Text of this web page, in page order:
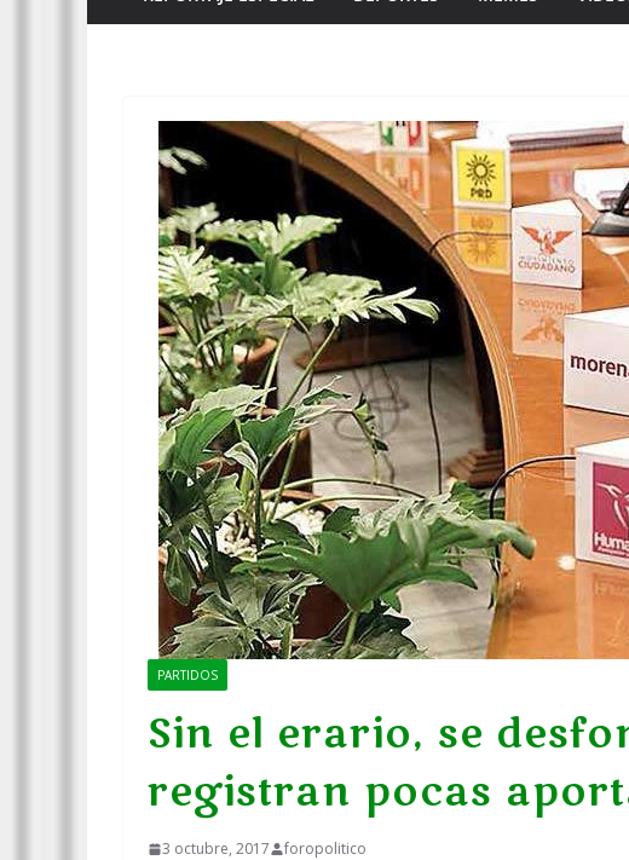
PARTIDOS
Sin el erario, se
registran pocas
3 octubre, 2017 foropolitico